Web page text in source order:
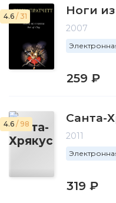
4.6 / 31 Ноги
2007
259 ₽
4.6 / 98 Санта-
2011
319 ₽